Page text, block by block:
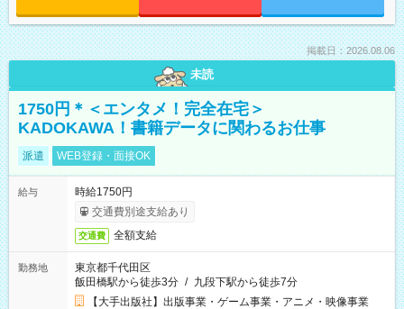
掲載日：2026.08.06
未読
1750円＊＜エンタメ！完全在宅＞
KADOKAWA！書籍データに関わるお仕事
派遣 WEB登録・面接OK
給与
時給1750円
交通費別途支給あり
交通費 全額支給
勤務地
東京都千代田区
飯田橋駅から徒歩3分 / 九段下駅から徒歩7分
【大手出版社】出版事業・ゲーム事業・アニメ・映像事業